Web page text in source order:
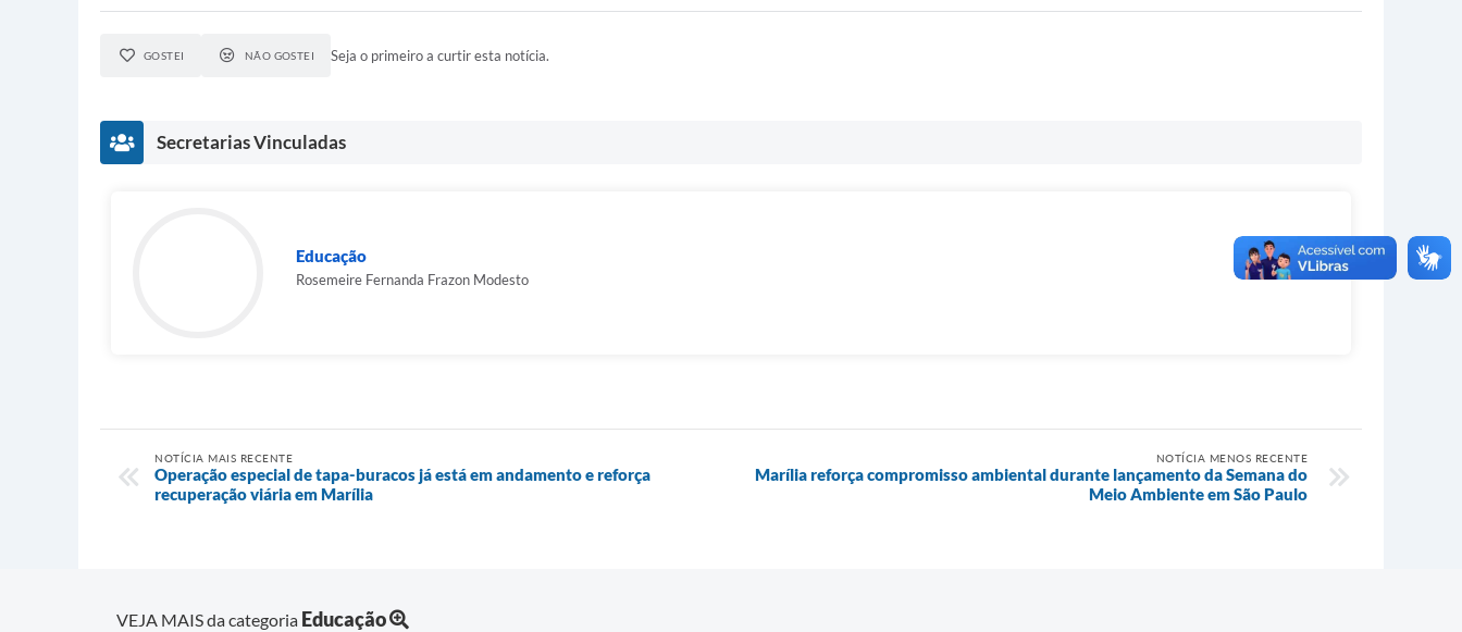
GOSTEI NÃO GOSTEI Seja o primeiro a curtir esta notícia.
Secretarias Vinculadas
Educação
Rosemeire Fernanda Frazon Modesto
NOTÍCIA MAIS RECENTE
Operação especial de tapa-buracos já está em andamento e reforça
recuperação viária em Marília
NOTÍCIA MENOS RECENTE
Marília reforça compromisso ambiental durante lançamento da Semana do
Meio Ambiente em São Paulo
VEJA MAIS da categoria Educação